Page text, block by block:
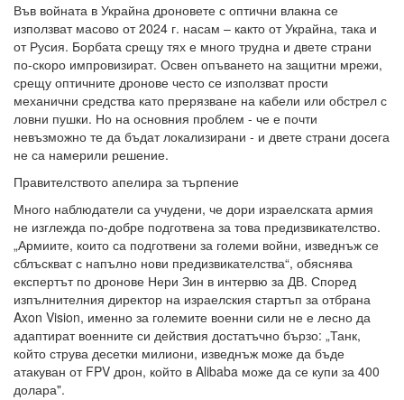
Във войната в Украйна дроновете с оптични влакна се
използват масово от 2024 г. насам – както от Украйна, така и
от Русия. Борбата срещу тях е много трудна и двете страни
по-скоро импровизират. Освен опъването на защитни мрежи,
срещу оптичните дронове често се използват прости
механични средства като прерязване на кабели или обстрел с
ловни пушки. Но на основния проблем - че е почти
невъзможно те да бъдат локализирани - и двете страни досега
не са намерили решение.
Правителството апелира за търпение
Много наблюдатели са учудени, че дори израелската армия
не изглежда по-добре подготвена за това предизвикателство.
„Армиите, които са подготвени за големи войни, изведнъж се
сблъскват с напълно нови предизвикателства“, обяснява
експертът по дронове Нери Зин в интервю за ДВ. Според
изпълнителния директор на израелския стартъп за отбрана
Axon Vision, именно за големите военни сили не е лесно да
адаптират военните си действия достатъчно бързо: „Танк,
който струва десетки милиони, изведнъж може да бъде
атакуван от FPV дрон, който в Alibaba може да се купи за 400
долара".